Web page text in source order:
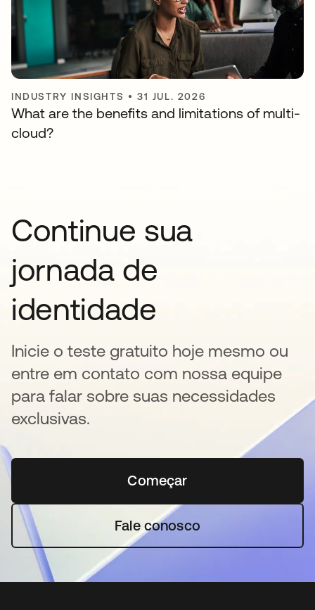
INDUSTRY INSIGHTS •31 JUL. 2026
What are the benefits and limitations of multi-
cloud?
Continue sua
jornada de
identidade
Inicie o teste gratuito hoje mesmo ou
entre em contato com nossa equipe
para falar sobre suas necessidades
exclusivas.
Começarabre em uma nova guia
Fale conosco